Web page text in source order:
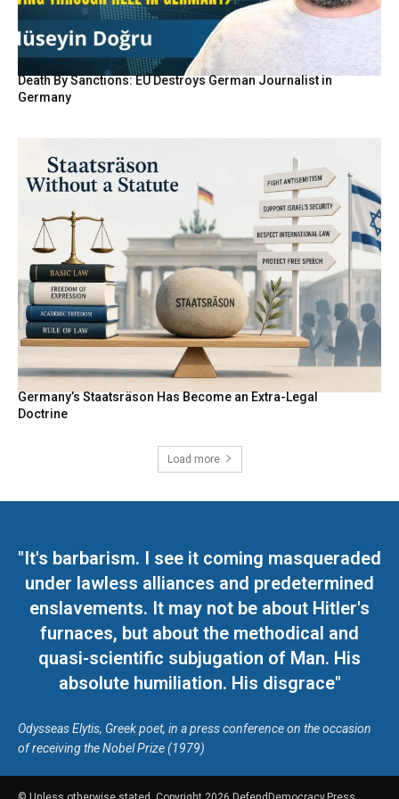
Death By Sanctions: EU Destroys German Journalist in
Germany
Germany’s Staatsräson Has Become an Extra-Legal
Doctrine
Load more
"It's barbarism. I see it coming masqueraded
under lawless alliances and predetermined
enslavements. It may not be about Hitler's
furnaces, but about the methodical and
quasi-scientific subjugation of Man. His
absolute humiliation. His disgrace"
Odysseas Elytis, Greek poet, in a press conference on the occasion
of receiving the Nobel Prize (1979)